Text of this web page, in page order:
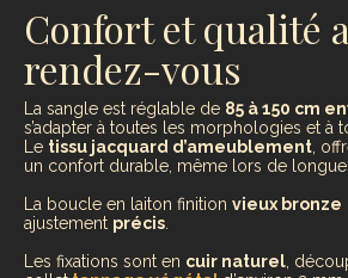
Confort et qualité
rendez-vous
La sangle est réglable de 85 à 150 cm
s’adapter à toutes les morphologies et à
Le tissu jacquard d’ameublement ,
un confort durable, même lors de
La boucle en laiton finition vieux bronze
ajustement précis
Les fixations sont en cuir naturel ,